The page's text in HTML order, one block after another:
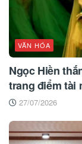
VĂN HÓA
Ngọc Hiền
trang điểm tài
27/07/2026